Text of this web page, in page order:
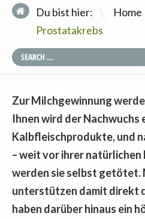
Du bist hier: Home
Prostatakrebs
Zur Milchgewinnung
Ihnen wird der Nachwuchs
Kalbfleischprodukte, und
– weit vor ihrer natürlichen
werden sie selbst getötet.
unterstützen damit direkt
haben darüber hinaus ein